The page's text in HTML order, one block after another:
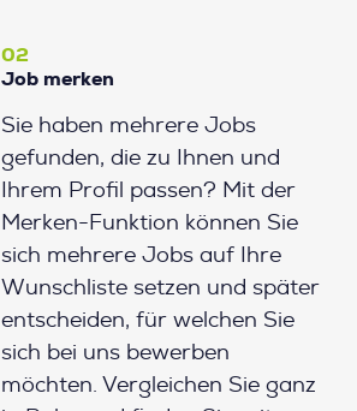
02
Job merken
Sie haben mehrere Jobs
gefunden, die zu Ihnen und
Ihrem Profil passen? Mit der
Merken-Funktion können Sie
sich mehrere Jobs auf Ihre
Wunschliste setzen und später
entscheiden, für welchen Sie
sich bei uns bewerben
möchten. Vergleichen Sie ganz